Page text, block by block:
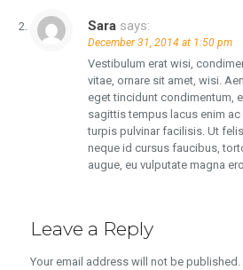
Sara says:
December 31, 2014 at 1:50 pm
Vestibulum erat wisi,
vitae, ornare sit amet, wisi.
eget tincidunt condimentum,
sagittis tempus lacus enim ac
turpis pulvinar facilisis. Ut
neque id cursus faucibus,
augue, eu vulputate magna
Leave a Reply
Your email address will not be published.